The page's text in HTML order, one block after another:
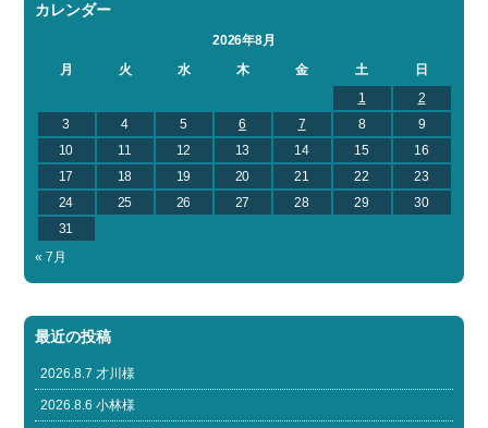
カレンダー
2026年8月
月
火 水 木 金 土
日
1
2
3
4 5 6 7 8
9
10
11 12 13 14 15
16
17
18 19 20 21 22
23
24
25 26 27 28 29
30
31
« 7月
最近の投稿
2026.8.7 才川様
2026.8.6 小林様